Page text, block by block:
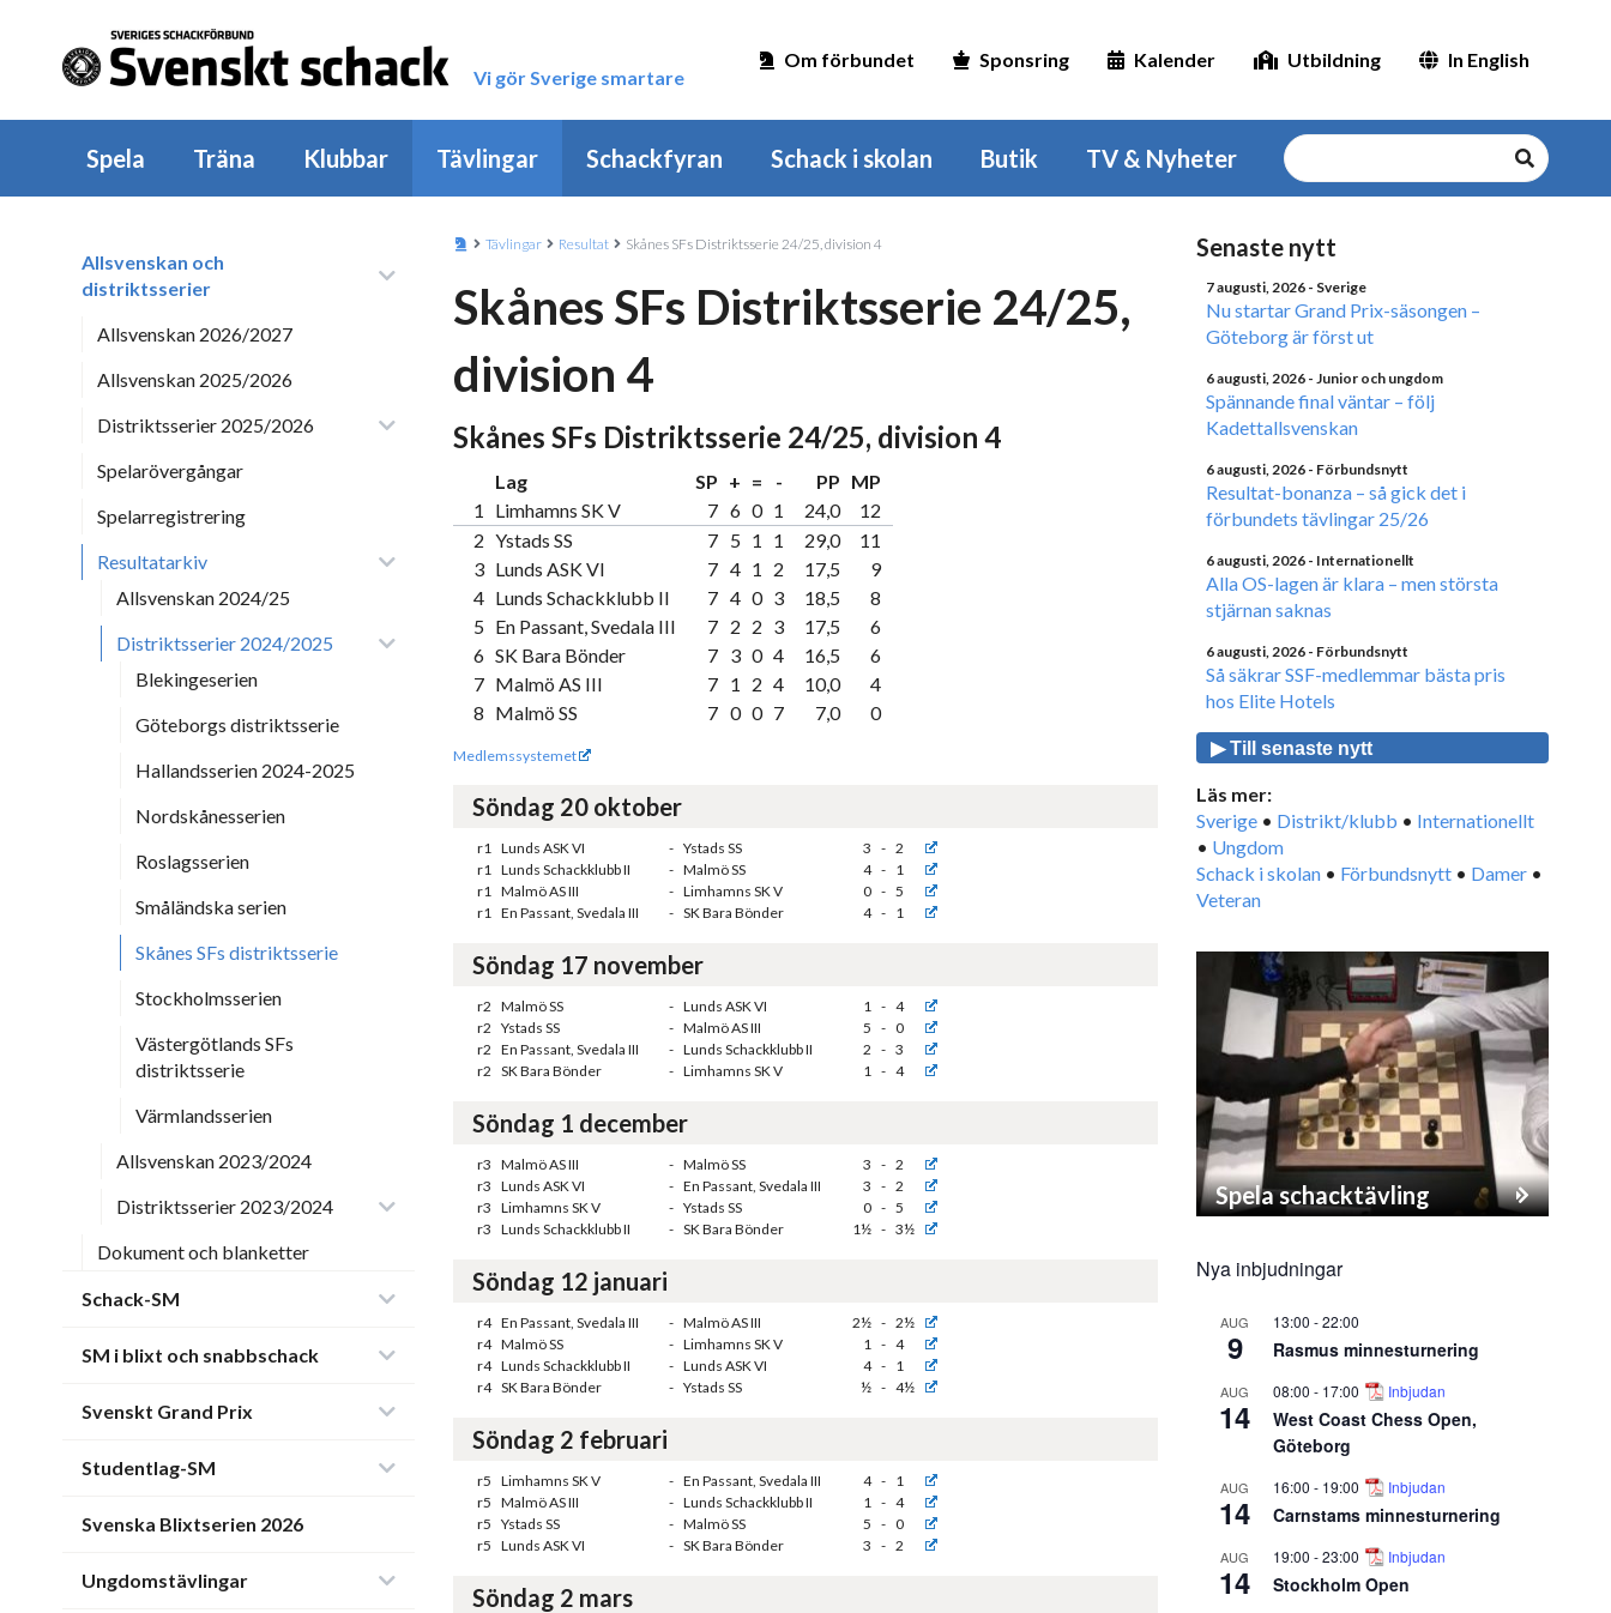
Vi gör Sverige smartare
Om förbundet Sponsring Kalender Utbildning In English
Spela Träna Klubbar Tävlingar Schackfyran Schack i skolan Butik TV & Nyheter
Allsvenskan och
distriktsserier
Allsvenskan 2026/2027
Allsvenskan 2025/2026
Distriktsserier 2025/2026
Spelarövergångar
Spelarregistrering
Resultatarkiv
Allsvenskan 2024/25
Distriktsserier 2024/2025
Blekingeserien
Göteborgs distriktsserie
Hallandsserien 2024-2025
Nordskånesserien
Roslagsserien
Småländska serien
Skånes SFs distriktsserie
Stockholmsserien
Västergötlands SFs
distriktsserie
Värmlandsserien
Allsvenskan 2023/2024
Distriktsserier 2023/2024
Dokument och blanketter
Schack-SM
SM i blixt och snabbschack
Svenskt Grand Prix
Studentlag-SM
Svenska Blixtserien 2026
Ungdomstävlingar
Tävlingar Resultat Skånes SFs Distriktsserie 24/25, division 4
Skånes SFs Distriktsserie 24/25,
division 4
Skånes SFs Distriktsserie 24/25, division 4
Lag SP + = - PP MP
1
Limhamns SK V 7 6 0 1 24,0
12
2 Ystads SS 7 5 1 1 29,0
11
3 Lunds ASK VI 7 4 1 2 17,5
9
4 Lunds Schackklubb II 7 4 0 3 18,5
8
5 En Passant, Svedala III 7 2 2 3 17,5
6
6 SK Bara Bönder 7 3 0 4 16,5
6
7 Malmö AS III 7 1 2 4 10,0
4
8 Malmö SS 7 0 0 7 7,0 0
Medlemssystemet
Söndag 20 oktober
r1 Lunds ASK VI - Ystads SS 3 - 2
r1 Lunds Schackklubb II - Malmö SS 4 - 1
r1 Malmö AS III - Limhamns SK V 0 - 5
r1 En Passant, Svedala III - SK Bara Bönder 4 - 1
Söndag 17 november
r2 Malmö SS - Lunds ASK VI 1 - 4
r2 Ystads SS - Malmö AS III 5 - 0
r2 En Passant, Svedala III - Lunds Schackklubb II 2 - 3
r2 SK Bara Bönder - Limhamns SK V 1 - 4
Söndag 1 december
r3 Malmö AS III - Malmö SS 3 - 2
r3 Lunds ASK VI - En Passant, Svedala III 3 - 2
r3 Limhamns SK V - Ystads SS 0 - 5
r3 Lunds Schackklubb II - SK Bara Bönder 1½ - 3½
Söndag 12 januari
r4 En Passant, Svedala III - Malmö AS III 2½ - 2½
r4 Malmö SS - Limhamns SK V 1 - 4
r4 Lunds Schackklubb II - Lunds ASK VI 4 - 1
r4 SK Bara Bönder - Ystads SS ½ - 4½
Söndag 2 februari
r5 Limhamns SK V - En Passant, Svedala III 4 - 1
r5 Malmö AS III - Lunds Schackklubb II 1 - 4
r5 Ystads SS - Malmö SS 5 - 0
r5 Lunds ASK VI - SK Bara Bönder 3 - 2
Söndag 2 mars
Senaste nytt
7 augusti, 2026 - Sverige
Nu startar Grand Prix-säsongen –
Göteborg är först ut
6 augusti, 2026 - Junior och ungdom
Spännande final väntar – följ
Kadettallsvenskan
6 augusti, 2026 - Förbundsnytt
Resultat-bonanza – så gick det i
förbundets tävlingar 25/26
6 augusti, 2026 - Internationellt
Alla OS-lagen är klara – men största
stjärnan saknas
6 augusti, 2026 - Förbundsnytt
Så säkrar SSF-medlemmar bästa pris
hos Elite Hotels
▶ Till senaste nytt
Läs mer:
Sverige • Distrikt/klubb • Internationellt
• Ungdom
Schack i skolan • Förbundsnytt • Damer •
Veteran
Spela schacktävling
Nya inbjudningar
AUG
9
13:00 -22:00
Rasmus minnesturnering
AUG
14
08:00 - 17:00 Inbjudan
West Coast Chess Open,
Göteborg
AUG
14
16:00 - 19:00 Inbjudan
Carnstams minnesturnering
AUG
14
19:00 -23:00 Inbjudan
Stockholm Open